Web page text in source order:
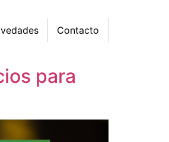
Contacto
para